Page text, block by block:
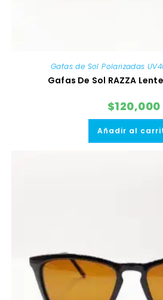
Gafas de Sol Polarizadas
Gafas De Sol RAZZA
$120,000
Añadir al